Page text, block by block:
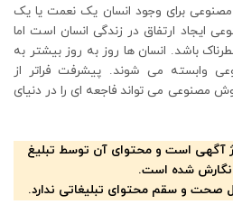
برای وجود انسان یک نعمت یا یک
ایجاد ارتفاق در زندگی انسان است اما
باشد. انسان ها روز به روز بیشتر به
وابسته می شوند. پیشرفت فراتر از
می تواند فاجعه ای را در دنیای
آگهی است و محتوای آن توسط تبلیغ
نگارش شده است.
صحت و سقم محتوای تبلیغاتی ندارد.